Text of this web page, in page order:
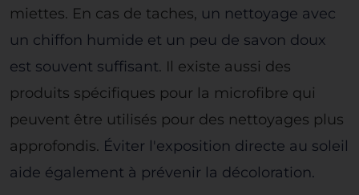
miettes. En cas de taches, un nettoyage avec
un chiffon humide et un peu de savon doux
est souvent suffisant. Il existe aussi des
produits spécifiques pour la microfibre qui
peuvent être utilisés pour des nettoyages plus
approfondis. Éviter l'exposition directe au soleil
aide également à prévenir la décoloration.